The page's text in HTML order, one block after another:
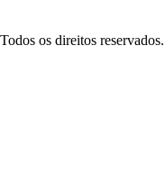
os direitos reservados.